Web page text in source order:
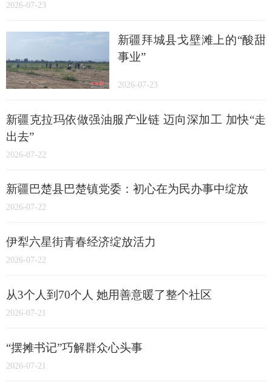
2026-07-23
新疆拜城县戈壁滩上的“酸甜
事业”
2026-07-23
新疆克拉玛依做强油服产业链 迈向深加工 加快“走
出去”
2026-07-22
新疆巴楚县巴楚镇党委：初心在为民办事中绽放
2026-07-22
伊犁六星街青春经济绽放活力
2026-07-22
从3个人到70个人 她用善意暖了整个社区
2026-07-21
“摆摊书记”巧解群众心头事
2026-07-21